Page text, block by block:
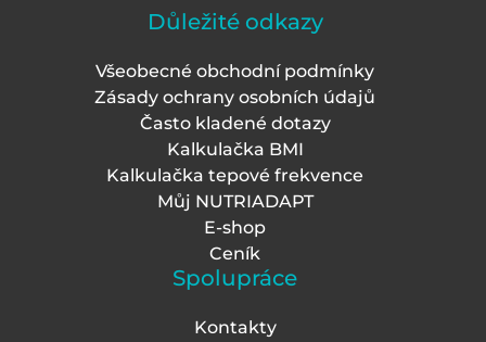
Důležité odkazy
Všeobecné obchodní podmínky
Zásady ochrany osobních údajů
Často kladené dotazy
Kalkulačka BMI
Kalkulačka tepové frekvence
Můj NUTRIADAPT
E-shop
Ceník
Spolupráce
Kontakty